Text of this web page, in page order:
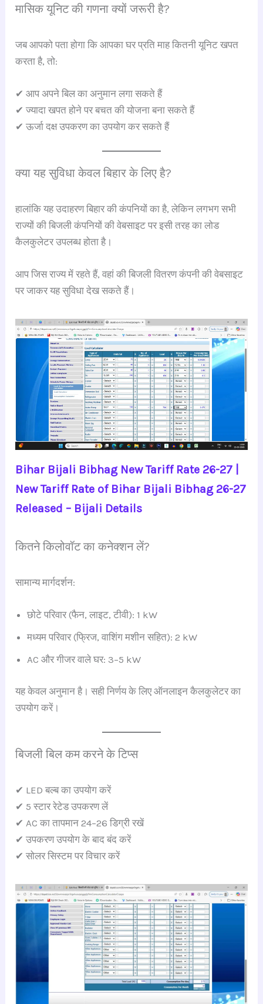
मासिक यूनिट की गणना क्यों जरूरी है?
जब आपको पता होगा कि आपका घर प्रति माह कितनी यूनिट खपत
करता है, तो:
✔ आप अपने बिल का अनुमान लगा सकते हैं
✔ ज्यादा खपत होने पर बचत की योजना बना सकते हैं
✔ ऊर्जा दक्ष उपकरण का उपयोग कर सकते हैं
क्या यह सुविधा केवल बिहार के लिए है?
हालांकि यह उदाहरण बिहार की कंपनियों का है, लेकिन लगभग सभी
राज्यों की बिजली कंपनियों की वेबसाइट पर इसी तरह का लोड
कैलकुलेटर उपलब्ध होता है।
आप जिस राज्य में रहते हैं, वहां की बिजली वितरण कंपनी की वेबसाइट
पर जाकर यह सुविधा देख सकते हैं।
Bihar Bijali Bibhag New Tariff Rate 26-27 |
New Tariff Rate of Bihar Bijali Bibhag 26-27
Released – Bijali Details
कितने किलोवॉट का कनेक्शन लें?
सामान्य मार्गदर्शन:
छोटे परिवार (फैन, लाइट, टीवी): 1 kW
मध्यम परिवार (फ्रिज, वाशिंग मशीन सहित): 2 kW
AC और गीजर वाले घर: 3–5 kW
यह केवल अनुमान है। सही निर्णय के लिए ऑनलाइन कैलकुलेटर का
उपयोग करें।
बिजली बिल कम करने के टिप्स
✔ LED बल्ब का उपयोग करें
✔ 5 स्टार रेटेड उपकरण लें
✔ AC का तापमान 24–26 डिग्री रखें
✔ उपकरण उपयोग के बाद बंद करें
✔ सोलर सिस्टम पर विचार करें